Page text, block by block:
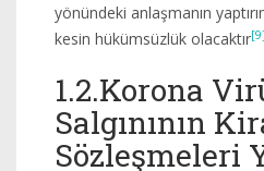
yönündeki anlaşmanın
kesin hükümsüzlük olacaktır[9]
1.2.Korona
Salgınının
Sözleşmeleri